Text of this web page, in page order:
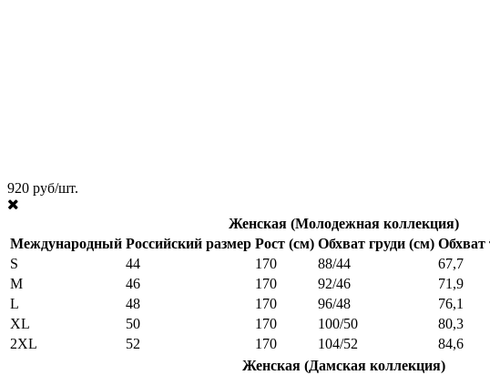
920 руб/шт.
Женская (Молодежная коллекция)
Международный Российский размер Рост (см) Обхват груди (см) Обхват
S
44 170 88/44 67,7
M
46 170 92/46 71,9
L
48 170 96/48 76,1
XL
50 170 100/50 80,3
2XL
52 170 104/52 84,6
Женская (Дамская коллекция)